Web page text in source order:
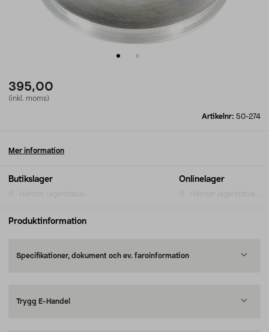
395,00
(inkl. moms)
Artikelnr: 50-274
Butikslager Onlinelager
Mer information
Produktinformation
Specifikationer, dokument och ev. faroinformation
Trygg E-Handel